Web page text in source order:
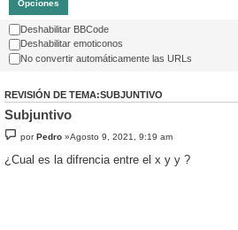
Opciones
Deshabilitar BBCode
Deshabilitar emoticonos
No convertir automáticamente las URLs
REVISIÓN DE TEMA:SUBJUNTIVO
Subjuntivo
porPedro »Agosto 9, 2021, 9:19 am
¿Cual es la difrencia entre el x y y ?